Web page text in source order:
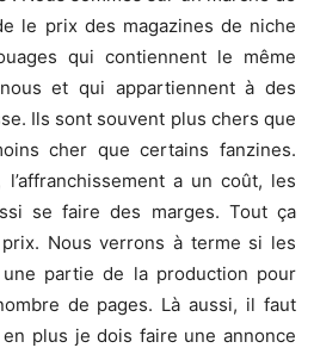
le prix des magazines de niche
qui contiennent le même
et qui appartiennent à des
Ils sont souvent plus chers que
cher que certains fanzines.
l’affranchissement a un coût, les
se faire des marges. Tout ça
Nous verrons à terme si les
partie de la production pour
de pages. Là aussi, il faut
plus je dois faire une annonce